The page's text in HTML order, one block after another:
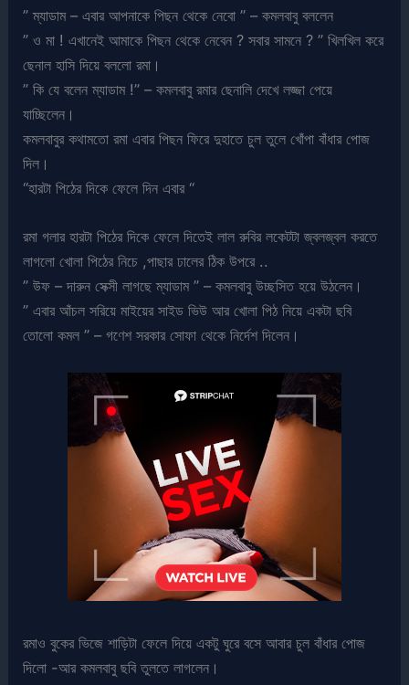
” ম্যাডাম – এবার আপনাকে পিছন থেকে নেবো ” – কমলবাবু বললেন
” ও মা ! এখানেই আমাকে পিছন থেকে নেবেন ? সবার সামনে ? ” খিলখিল করে
ছেনাল হাসি দিয়ে বললো রমা।
” কি যে বলেন ম্যাডাম !” – কমলবাবু রমার ছেনালি দেখে লজ্জা পেয়ে
যাচ্ছিলেন।
কমলবাবুর কথামতো রমা এবার পিছন ফিরে দুহাতে চুল তুলে খোঁপা বাঁধার পোজ
দিল।
“হারটা পিঠের দিকে ফেলে দিন এবার “
রমা গলার হারটা পিঠের দিকে ফেলে দিতেই লাল রুবির লকেটটা জ্বলজ্বল করতে
লাগলো খোলা পিঠের নিচে ,পাছার ঢালের ঠিক উপরে ..
” উফ – দারুন সেক্সী লাগছে ম্যাডাম ” – কমলবাবু উচ্ছসিত হয়ে উঠলেন।
” এবার আঁচল সরিয়ে মাইয়ের সাইড ভিউ আর খোলা পিঠ নিয়ে একটা ছবি
তোলো কমল ” – গণেশ সরকার সোফা থেকে নির্দেশ দিলেন।
রমাও বুকের ভিজে শাড়িটা ফেলে দিয়ে একটু ঘুরে বসে আবার চুল বাঁধার পোজ
দিলো -আর কমলবাবু ছবি তুলতে লাগলেন।